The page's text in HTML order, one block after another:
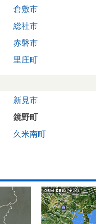
倉敷市
総社市
赤磐市
里庄町
新見市
鏡野町
久米南町